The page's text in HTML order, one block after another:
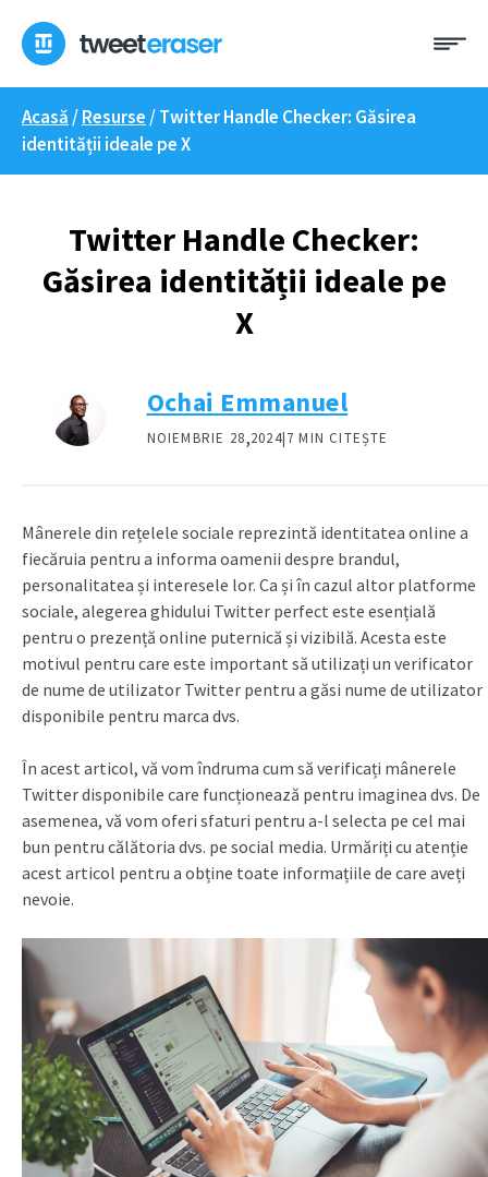
conținut
Acasă /Resurse /Twitter Handle Checker: Găsirea
identității ideale pe X
Twitter Handle Checker:
Găsirea identității ideale pe
X
Ochai Emmanuel
NOIEMBRIE 28,2024|7 MIN CITEȘTE
Mânerele din rețelele sociale reprezintă identitatea online a
fiecăruia pentru a informa oamenii despre brandul,
personalitatea și interesele lor. Ca și în cazul altor platforme
sociale, alegerea ghidului Twitter perfect este esențială
pentru o prezență online puternică și vizibilă. Acesta este
motivul pentru care este important să utilizați un verificator
de nume de utilizator Twitter pentru a găsi nume de utilizator
disponibile pentru marca dvs.
În acest articol, vă vom îndruma cum să verificați mânerele
Twitter disponibile care funcționează pentru imaginea dvs. De
asemenea, vă vom oferi sfaturi pentru a-l selecta pe cel mai
bun pentru călătoria dvs. pe social media. Urmăriți cu atenție
acest articol pentru a obține toate informațiile de care aveți
nevoie.